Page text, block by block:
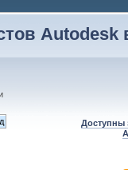
Autodesk
Доступны